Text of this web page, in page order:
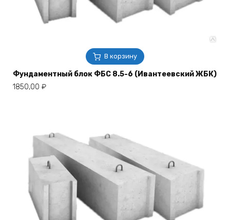
В корзину
Фундаментный блок ФБС 8.5-6 (Ивантеевский ЖБК)
1850,00 ₽